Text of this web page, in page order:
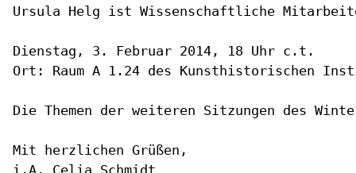
Ursula Helg ist Wissenschaftliche
Dienstag, 3. Februar 2014, 18 Uhr c.t.
Ort: Raum A 1.24 des Kunsthistorischen
Die Themen der weiteren Sitzungen des
Mit herzlichen Grüßen,
i.A. Celia Schmidt